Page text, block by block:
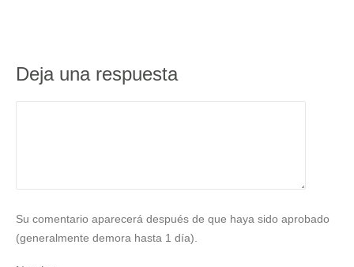
Deja una respuesta
Su comentario aparecerá después de que haya sido aprobado
(generalmente demora hasta 1 día).